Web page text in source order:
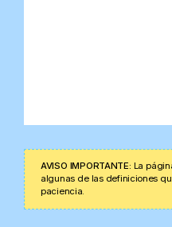
AVISO IMPORTANTE: La
algunas de las definiciones
paciencia.